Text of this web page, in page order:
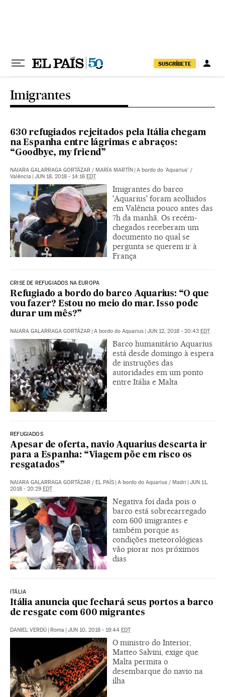
SUSCRÍBETE
Imigrantes
630 refugiados rejeitados pela Itália chegam
na Espanha entre lágrimas e abraços:
“Goodbye, my friend”
NAIARA GALARRAGA GORTÁZAR / MARÍA MARTÍN | A bordo do 'Aquarius' /
Valência | JUN 18, 2018 - 14:16 EDT
Imigrantes do barco
'Aquarius' foram acolhidos
em Valência pouco antes das
7h da manhã. Os recém-
chegados receberam um
documento no qual se
pergunta se querem ir à
França
CRISE DE REFUGIADOS NA EUROPA
Refugiado a bordo do barco Aquarius: “O que
vou fazer? Estou no meio do mar. Isso pode
durar um mês?”
NAIARA GALARRAGA GORTÁZAR | A bordo do Aquarius | JUN 12, 2018 - 20:43 EDT
Barco humanitário Aquarius
está desde domingo à espera
de instruções das
autoridades em um ponto
entre Itália e Malta
REFUGIADOS
Apesar de oferta, navio Aquarius descarta ir
para a Espanha: “Viagem põe em risco os
resgatados”
NAIARA GALARRAGA GORTÁZAR / EL PAÍS | A bordo do Aquarius / Madri | JUN 11,
2018 - 20:29 EDT
Negativa foi dada pois o
barco está sobrecarregado
com 600 imigrantes e
também porque as
condições meteorológicas
vão piorar nos próximos
dias
ITÁLIA
Itália anuncia que fechará seus portos a barco
de resgate com 600 migrantes
DANIEL VERDÚ | Roma | JUN 10, 2018 - 19:44 EDT
O ministro do Interior,
Matteo Salvini, exige que
Malta permita o
desembarque do navio na
ilha